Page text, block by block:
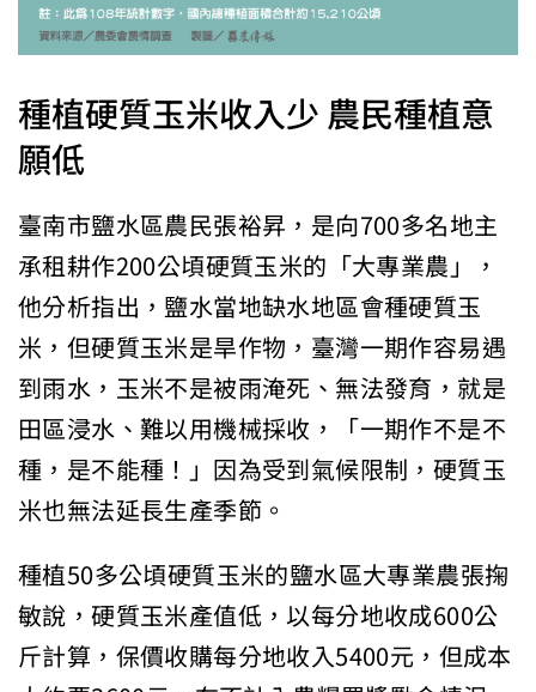
種植硬質玉米收入少 農民種植意
願低
臺南市鹽水區農民張裕昇，是向700多名地主
承租耕作200公頃硬質玉米的「大專業農」，
他分析指出，鹽水當地缺水地區會種硬質玉
米，但硬質玉米是旱作物，臺灣一期作容易遇
到雨水，玉米不是被雨淹死、無法發育，就是
田區浸水、難以用機械採收，「一期作不是不
種，是不能種！」因為受到氣候限制，硬質玉
米也無法延長生產季節。
種植50多公頃硬質玉米的鹽水區大專業農張掬
敏說，硬質玉米產值低，以每分地收成600公
斤計算，保價收購每分地收入5400元，但成本